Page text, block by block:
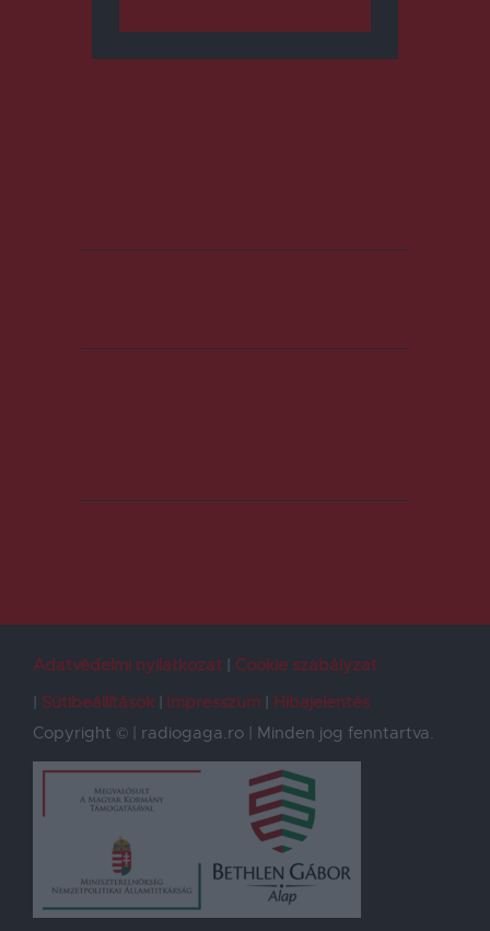
Adatvédelmi nyilatkozat
Cookie szabályzat
Sütibeállítások
Impresszum
Hibajelentés
Copyright © | radiogaga.ro | Minden jog fenntartva.